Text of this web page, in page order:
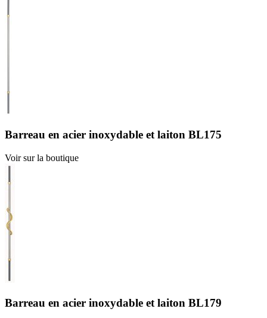
Barreau en acier inoxydable et laiton BL175
Voir sur la boutique
Barreau en acier inoxydable et laiton BL179